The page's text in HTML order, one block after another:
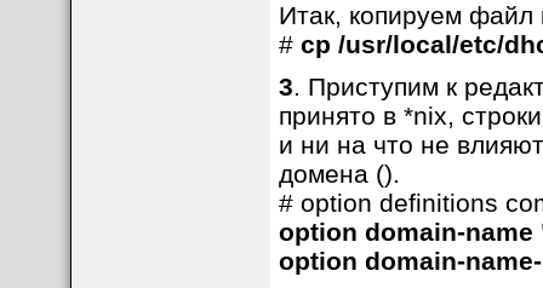
Итак, копируем файл
# cp /usr/local/etc/
3. Приступим к
принято в *nix,
и ни на что не
домена ().
# option definitions
option domain-
option domain-